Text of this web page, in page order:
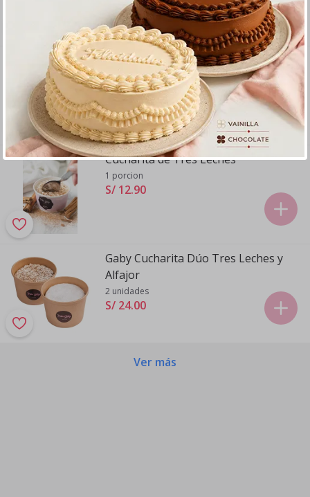
Cucharita de Alfajor
1 porcion
S/ 12.90
Cucharita de Tres Leches
1 porcion
S/ 12.90
Gaby Cucharita Dúo Tres Leches y
Alfajor
2 unidades
S/ 24.00
Ver más